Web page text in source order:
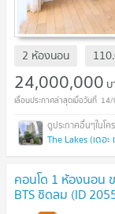
2 ห้องนอน
24,000,000
The Lakes (เดอะ
คอนโด 1 ห้องนอน
BTS ชิดลม (ID